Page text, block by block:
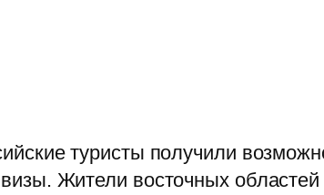
туристы получили
Жители восточных